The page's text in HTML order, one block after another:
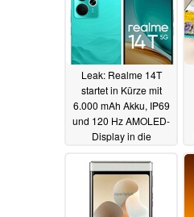
Leak: Realme 14T
startet in Kürze mit
6.000 mAh Akku, IP69
und 120 Hz AMOLED-
Display in die